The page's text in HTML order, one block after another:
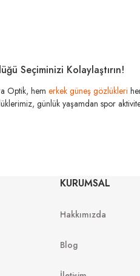
MU 03ZS
Seçiminizi Kolaylaştırın!
Optik, hem erkek güneş gözlükleri
günlük yaşamdan spor
KURUMSAL
Hakkımızda
Blog